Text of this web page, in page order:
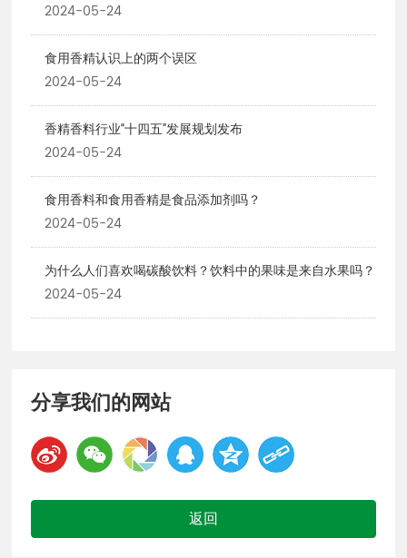
2024-05-24
食用香精认识上的两个误区
2024-05-24
香精香料行业“十四五”发展规划发布
2024-05-24
食用香料和食用香精是食品添加剂吗？
2024-05-24
为什么人们喜欢喝碳酸饮料？饮料中的果味是来自水果吗？
2024-05-24
分享我们的网站
返回